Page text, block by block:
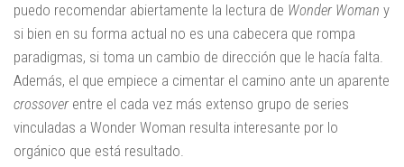
puedo recomendar abiertamente la lectura de Wonder Woman y
si bien en su forma actual no es una cabecera que rompa
paradigmas, si toma un cambio de dirección que le hacía falta.
Además, el que empiece a cimentar el camino ante un aparente
crossover entre el cada vez más extenso grupo de series
vinculadas a Wonder Woman resulta interesante por lo
orgánico que está resultado.